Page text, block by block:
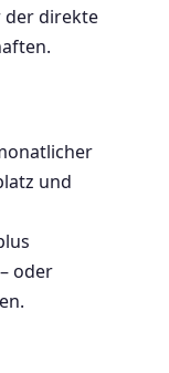
der direkte
und
oder